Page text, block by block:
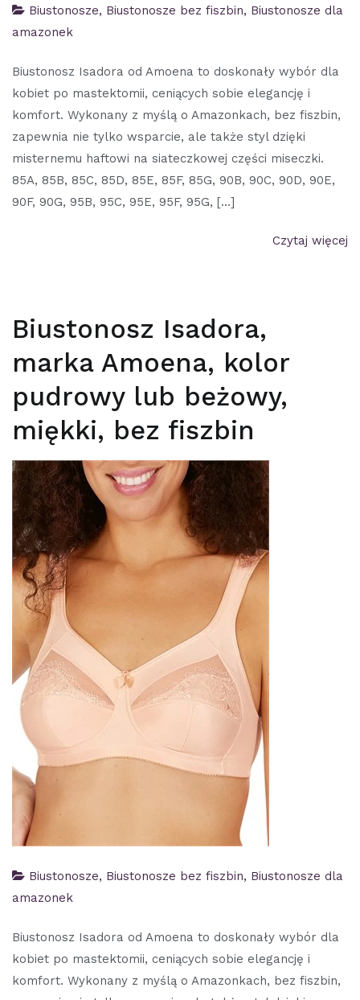
Biustonosze, Biustonosze bez fiszbin, Biustonosze dla
amazonek
Biustonosz Isadora od Amoena to doskonały wybór dla
kobiet po mastektomii, ceniących sobie elegancję i
komfort. Wykonany z myślą o Amazonkach, bez fiszbin,
zapewnia nie tylko wsparcie, ale także styl dzięki
misternemu haftowi na siateczkowej części miseczki.
85A, 85B, 85C, 85D, 85E, 85F, 85G, 90B, 90C, 90D, 90E,
90F, 90G, 95B, 95C, 95E, 95F, 95G, […]
Czytaj więcej
Biustonosz Isadora,
marka Amoena, kolor
pudrowy lub beżowy,
miękki, bez fiszbin
Biustonosze, Biustonosze bez fiszbin, Biustonosze dla
amazonek
Biustonosz Isadora od Amoena to doskonały wybór dla
kobiet po mastektomii, ceniących sobie elegancję i
komfort. Wykonany z myślą o Amazonkach, bez fiszbin,